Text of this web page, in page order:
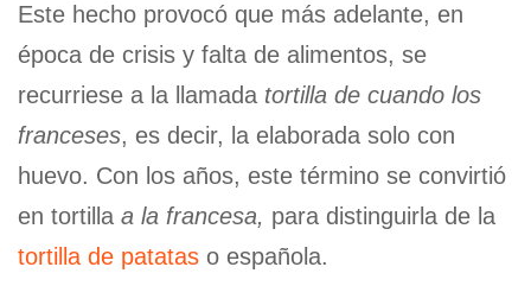
Este hecho provocó que más adelante, en
época de crisis y falta de alimentos, se
recurriese a la llamada tortilla de cuando los
franceses, es decir, la elaborada solo con
huevo. Con los años, este término se convirtió
en tortilla a la francesa, para distinguirla de la
tortilla de patatas o española.